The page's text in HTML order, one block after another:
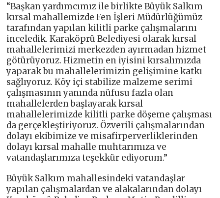
“Başkan yardımcımız ile birlikte Büyük Salkım
kırsal mahallemizde Fen İşleri Müdürlüğümüz
tarafından yapılan kilitli parke çalışmalarını
inceledik. Karaköprü Belediyesi olarak kırsal
mahallelerimizi merkezden ayırmadan hizmet
götürüyoruz. Hizmetin en iyisini kırsalımızda
yaparak bu mahallelerimizin gelişimine katkı
sağlıyoruz. Köy içi stabilize malzeme serimi
çalışmasının yanında nüfusu fazla olan
mahallelerden başlayarak kırsal
mahallelerimizde kilitli parke döşeme çalışması
da gerçekleştiriyoruz. Özverili çalışmalarından
dolayı ekibimize ve misafirperverliklerinden
dolayı kırsal mahalle muhtarımıza ve
vatandaşlarımıza teşekkür ediyorum.”
Büyük Salkım mahallesindeki vatandaşlar
yapılan çalışmalardan ve alakalarından dolayı